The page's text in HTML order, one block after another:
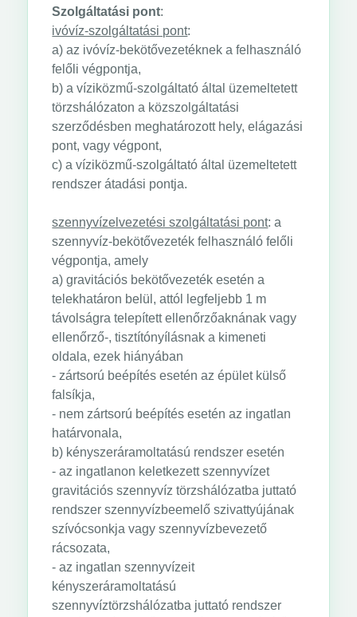
Szolgáltatási pont:
ivóvíz-szolgáltatási pont:
a) az ivóvíz-bekötővezetéknek a felhasználó
felőli végpontja,
b) a víziközmű-szolgáltató által üzemeltetett
törzshálózaton a közszolgáltatási
szerződésben meghatározott hely, elágazási
pont, vagy végpont,
c) a víziközmű-szolgáltató által üzemeltetett
rendszer átadási pontja.
szennyvízelvezetési szolgáltatási pont: a
szennyvíz-bekötővezeték felhasználó felőli
végpontja, amely
a) gravitációs bekötővezeték esetén a
telekhatáron belül, attól legfeljebb 1 m
távolságra telepített ellenőrzőaknának vagy
ellenőrző-, tisztítónyílásnak a kimeneti
oldala, ezek hiányában
- zártsorú beépítés esetén az épület külső
falsíkja,
- nem zártsorú beépítés esetén az ingatlan
határvonala,
b) kényszeráramoltatású rendszer esetén
- az ingatlanon keletkezett szennyvízet
gravitációs szennyvíz törzshálózatba juttató
rendszer szennyvízbeemelő szivattyújának
szívócsonkja vagy szennyvízbevezető
rácsozata,
- az ingatlan szennyvízeit
kényszeráramoltatású
szennyvíztörzshálózatba juttató rendszer